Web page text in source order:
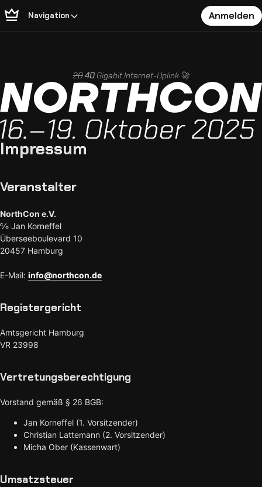
Navigation Anmelden
2040 Gigabit Internet-Uplink 🚀
Impressum
Veranstalter
NorthCon e.V.
℅ Jan Korneffel
Überseeboulevard 10
20457 Hamburg
E-Mail: info@northcon.de
Registergericht
Amtsgericht Hamburg
VR 23998
Vertretungsberechtigung
Vorstand gemäß § 26 BGB:
Jan Korneffel (1. Vorsitzender)
Christian Lattemann (2. Vorsitzender)
Micha Ober (Kassenwart)
Umsatzsteuer